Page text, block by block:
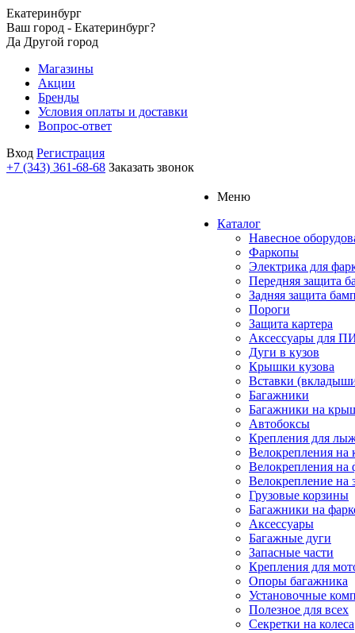
Екатеринбург
Ваш город - Екатеринбург?
Да Другой город
Магазины
Акции
Бренды
Условия оплаты и доставки
Вопрос-ответ
Вход Регистрация
+7 (343) 361-68-68 Заказать звонок
Меню
Каталог
Навесное
Фаркопы
Электрика для
Передняя защита
Задняя защита
Пороги
Защита картера
Аксессуары для
Дуги в кузов
Крышки кузова
Вставки
Багажники
Багажники на
Автобоксы
Крепления для
Велокрепления
Велокрепления на
Велокрепление на
Грузовые корзины
Багажники на
Аксессуары
Багажные дуги
Запасные части
Крепления для
Опоры багажника
Установочные
Полезное для всех
Секретки на колеса